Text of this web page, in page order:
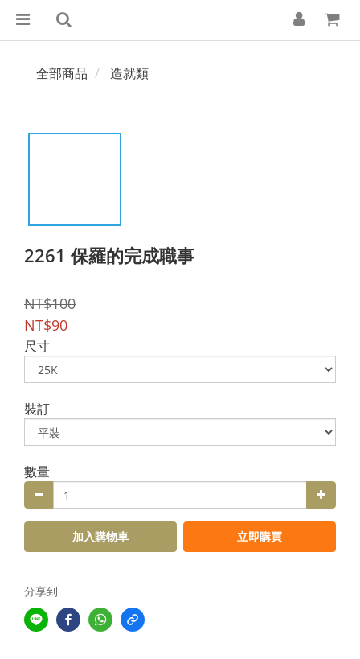
全部商品 造就類
2261 保羅的完成職事
NT$100
NT$90
尺寸
裝訂
數量
加入購物車 立即購買
分享到